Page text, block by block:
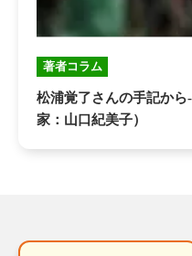
著者コラム
松浦覚了さんの手記か
家：山口紀美子）